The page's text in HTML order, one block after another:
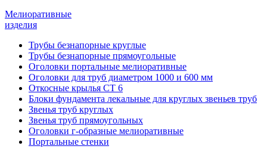
Мелиоративные
изделия
Трубы безнапорные круглые
Трубы безнапорные прямоугольные
Оголовки портальные мелиоративные
Оголовки для труб диаметром 1000 и 600 мм
Откосные крылья СТ 6
Блоки фундамента лекальные для круглых звеньев труб
Звенья труб круглых
Звенья труб прямоугольных
Оголовки г-образные мелиоративные
Портальные стенки